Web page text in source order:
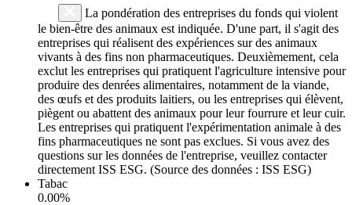
La pondération des entreprises du fonds qui violent
le bien-être des animaux est indiquée. D'une part, il s'agit des
entreprises qui réalisent des expériences sur des animaux
vivants à des fins non pharmaceutiques. Deuxièmement, cela
exclut les entreprises qui pratiquent l'agriculture intensive pour
produire des denrées alimentaires, notamment de la viande,
des œufs et des produits laitiers, ou les entreprises qui élèvent,
piègent ou abattent des animaux pour leur fourrure et leur cuir.
Les entreprises qui pratiquent l'expérimentation animale à des
fins pharmaceutiques ne sont pas exclues. Si vous avez des
questions sur les données de l'entreprise, veuillez contacter
directement ISS ESG. (Source des données : ISS ESG)
Tabac
0.00%